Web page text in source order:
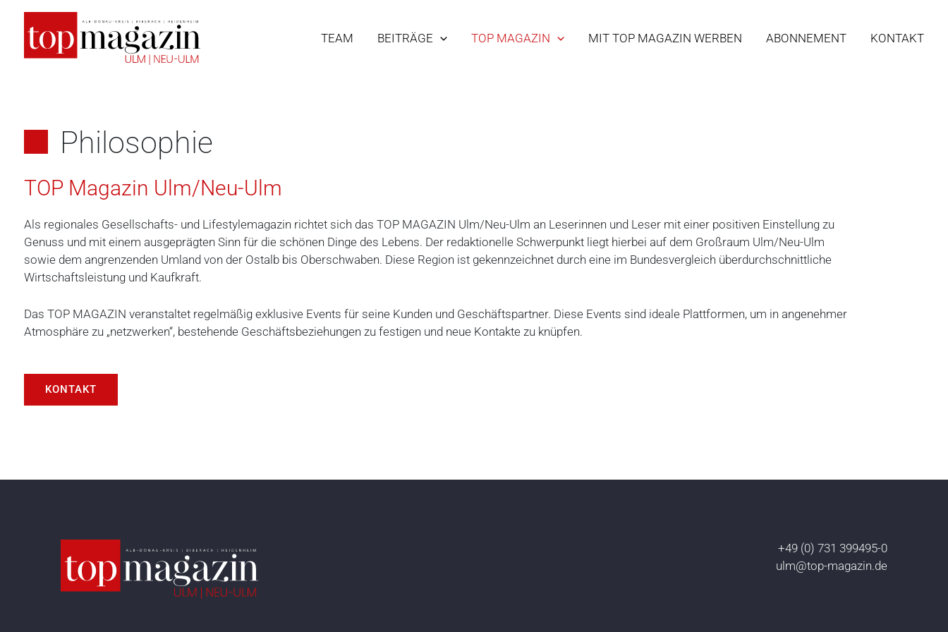
springen
TEAM BEITRÄGE TOP MAGAZIN MIT TOP MAGAZIN WERBEN ABONNEMENT KONTAKT
Philosophie
TOP Magazin Ulm/Neu-Ulm
Als regionales Gesellschafts- und Lifestylemagazin richtet sich das TOP MAGAZIN Ulm/Neu-Ulm an Leserinnen und Leser mit einer positiven Einstellung zu
Genuss und mit einem ausgeprägten Sinn für die schönen Dinge des Lebens. Der redaktionelle Schwerpunkt liegt hierbei auf dem Großraum Ulm/Neu-Ulm
sowie dem angrenzenden Umland von der Ostalb bis Oberschwaben. Diese Region ist gekennzeichnet durch eine im Bundesvergleich überdurchschnittliche
Wirtschaftsleistung und Kaufkraft.
Das TOP MAGAZIN veranstaltet regelmäßig exklusive Events für seine Kunden und Geschäftspartner. Diese Events sind ideale Plattformen, um in angenehmer
Atmosphäre zu „netzwerken“, bestehende Geschäftsbeziehungen zu festigen und neue Kontakte zu knüpfen.
KONTAKT
+49 (0) 731 399495-0
ulm@top-magazin.de